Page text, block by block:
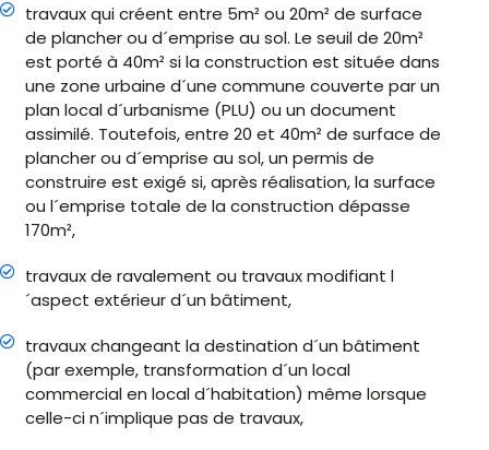
travaux qui créent entre 5m² ou 20m² de surface
de plancher ou d´emprise au sol. Le seuil de 20m²
est porté à 40m² si la construction est située dans
une zone urbaine d´une commune couverte par un
plan local d´urbanisme (PLU) ou un document
assimilé. Toutefois, entre 20 et 40m² de surface de
plancher ou d´emprise au sol, un permis de
construire est exigé si, après réalisation, la surface
ou l´emprise totale de la construction dépasse
170m²,
travaux de ravalement ou travaux modifiant l
´aspect extérieur d´un bâtiment,
travaux changeant la destination d´un bâtiment
(par exemple, transformation d´un local
commercial en local d´habitation) même lorsque
celle-ci n´implique pas de travaux,